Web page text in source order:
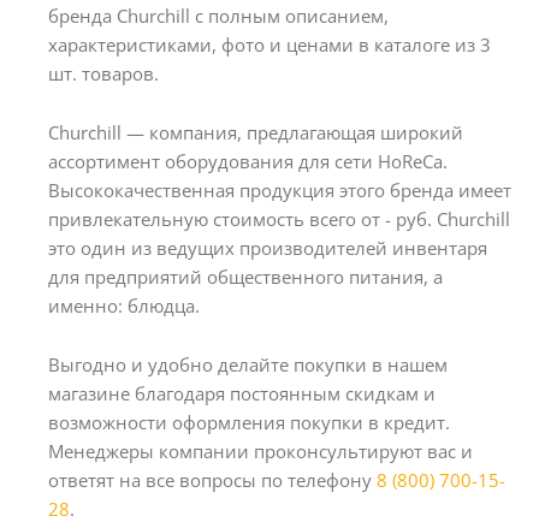
бренда Churchill с полным описанием,
характеристиками, фото и ценами в каталоге из 3
шт. товаров.
Churchill — компания, предлагающая широкий
ассортимент оборудования для сети HoReCa.
Высококачественная продукция этого бренда имеет
привлекательную стоимость всего от - руб. Churchill
это один из ведущих производителей инвентаря
для предприятий общественного питания, а
именно: блюдца.
Выгодно и удобно делайте покупки в нашем
магазине благодаря постоянным скидкам и
возможности оформления покупки в кредит.
Менеджеры компании проконсультируют вас и
ответят на все вопросы по телефону 8 (800) 700-15-
28.